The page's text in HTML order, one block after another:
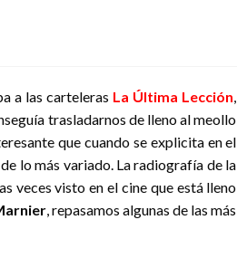
a las carteleras La Última Lección,
trasladarnos de lleno al meollo
que cuando se explicita en el
lo más variado. La radiografía de la
veces visto en el cine que está lleno
, repasamos algunas de las más